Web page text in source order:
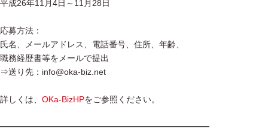
平成26年11月4日～11月28日
応募方法：
氏名、メールアドレス、電話番号、住所、年齢、
職務経歴書等をメールで提出
⇒送り先：info@oka-biz.net
詳しくは、 OKa-BizHPをご参照ください。
━━━━━━━━━━━━━━━━━━━━━━━━━